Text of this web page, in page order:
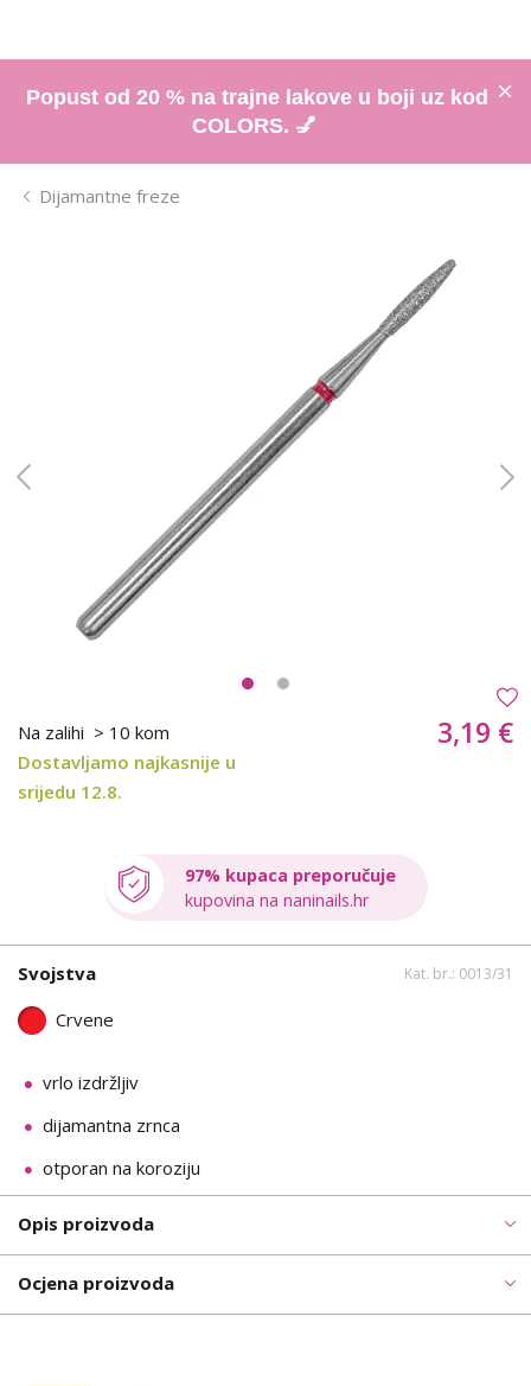
Popust od 20 % na trajne lakove u boji uz kod
COLORS. 💅
Dijamantne freze
Na zalihi > 10 kom
Dostavljamo najkasnije u
srijedu 12.8.
3,19 €
97% kupaca preporučuje
kupovina na naninails.hr
Svojstva Kat. br.: 0013/31
Crvene
vrlo izdržljiv
dijamantna zrnca
otporan na koroziju
Opis proizvoda
Ocjena proizvoda